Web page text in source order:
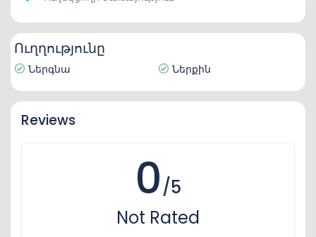
Ուղղությունը
Ներգնա Ներքին
Reviews
0/5
Not Rated